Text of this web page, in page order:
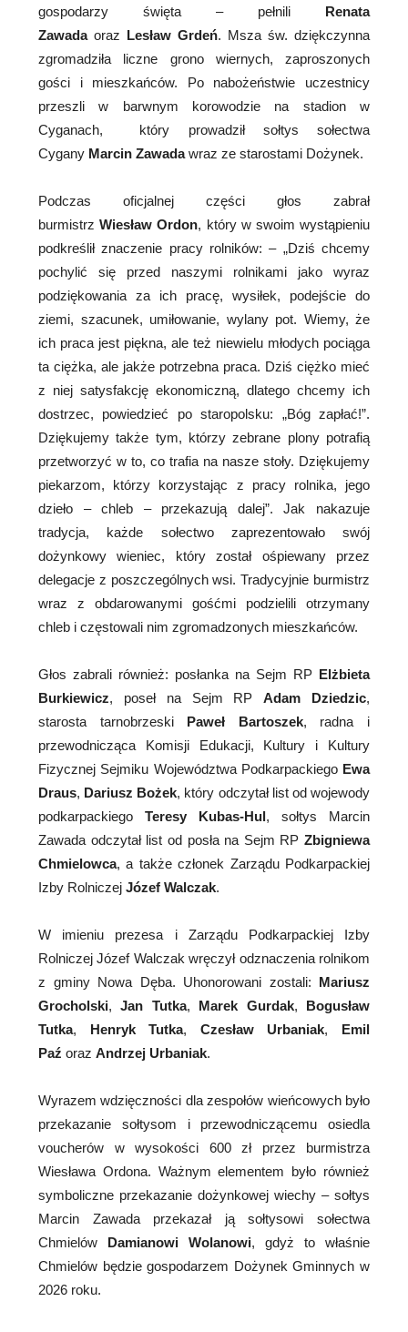
gospodarzy święta – pełnili Renata
Zawadaoraz Lesław Grdeń. Msza św. dziękczynna
zgromadziła liczne grono wiernych, zaproszonych
gości i mieszkańców. Po nabożeństwie uczestnicy
przeszli w barwnym korowodzie na stadion w
Cyganach, który prowadził sołtys sołectwa
Cygany Marcin Zawadawraz ze starostami Dożynek.
Podczas oficjalnej części głos zabrał
burmistrzWiesław Ordon, który w swoim wystąpieniu
podkreślił znaczenie pracy rolników: – „Dziś chcemy
pochylić się przed naszymi rolnikami jako wyraz
podziękowania za ich pracę, wysiłek, podejście do
ziemi, szacunek, umiłowanie, wylany pot. Wiemy, że
ich praca jest piękna, ale też niewielu młodych pociąga
ta ciężka, ale jakże potrzebna praca. Dziś ciężko mieć
z niej satysfakcję ekonomiczną, dlatego chcemy ich
dostrzec, powiedzieć po staropolsku: „Bóg zapłać!”.
Dziękujemy także tym, którzy zebrane plony potrafią
przetworzyć w to, co trafia na nasze stoły. Dziękujemy
piekarzom, którzy korzystając z pracy rolnika, jego
dzieło – chleb – przekazują dalej”. Jak nakazuje
tradycja, każde sołectwo zaprezentowało swój
dożynkowy wieniec, który został ośpiewany przez
delegacje z poszczególnych wsi. Tradycyjnie burmistrz
wraz z obdarowanymi gośćmi podzielili otrzymany
chleb i częstowali nim zgromadzonych mieszkańców.
Głos zabrali również: posłanka na Sejm RP Elżbieta
Burkiewicz, poseł na Sejm RPAdam Dziedzic,
starosta tarnobrzeski Paweł Bartoszek, radna i
przewodnicząca Komisji Edukacji, Kultury i Kultury
Fizycznej Sejmiku Województwa Podkarpackiego Ewa
Draus, Dariusz Bożek, który odczytał list od wojewody
podkarpackiego Teresy Kubas-Hul, sołtys Marcin
Zawada odczytał list od posła na Sejm RP Zbigniewa
Chmielowca, a także członek Zarządu Podkarpackiej
Izby Rolniczej Józef Walczak.
W imieniu prezesa i Zarządu Podkarpackiej Izby
Rolniczej Józef Walczak wręczył odznaczenia rolnikom
z gminy Nowa Dęba. Uhonorowani zostali: Mariusz
Grocholski,Jan Tutka, Marek Gurdak, Bogusław
Tutka, Henryk Tutka, Czesław Urbaniak, Emil
Paź oraz Andrzej Urbaniak.
Wyrazem wdzięczności dla zespołów wieńcowych było
przekazanie sołtysom i przewodniczącemu osiedla
voucherów w wysokości 600 zł przez burmistrza
Wiesława Ordona. Ważnym elementem było również
symboliczne przekazanie dożynkowej wiechy – sołtys
Marcin Zawada przekazał ją sołtysowi sołectwa
Chmielów Damianowi Wolanowi, gdyż to właśnie
Chmielów będzie gospodarzem Dożynek Gminnych w
2026 roku.